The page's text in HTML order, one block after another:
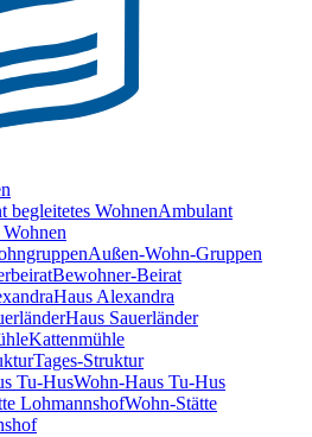
begleitetes WohnenAmbulant
Wohnen
Außen-Wohn-Gruppen
Bewohner-Beirat
Haus Alexandra
Haus Sauerländer
Kattenmühle
Tages-Struktur
Tu-HusWohn-Haus Tu-Hus
LohmannshofWohn-Stätte